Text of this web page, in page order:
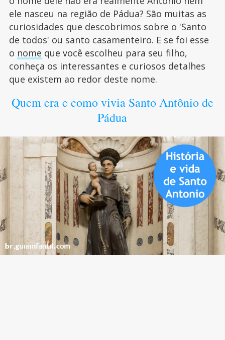
ele nasceu na região de Pádua? São muitas as
curiosidades que descobrimos sobre o 'Santo
de todos' ou santo casamenteiro. E se foi esse
o nome que você escolheu para seu filho,
conheça os interessantes e curiosos detalhes
que existem ao redor deste nome.
Quem era e como vivia Santo Antônio de
Pádua